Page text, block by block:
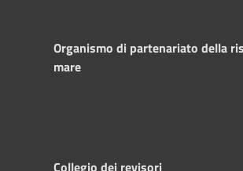
Organismo di partenariato della
mare